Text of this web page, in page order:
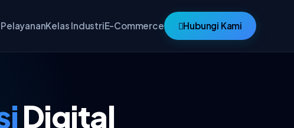
PelayananKelas IndustriE-Commerce Hubungi Kami
Digital